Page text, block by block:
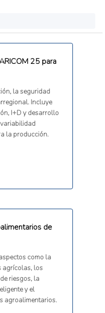
25 para
la seguridad
Incluye
I+D y desarrollo
la producción.
de
como la
agrícolas, los
riesgos, la
y el
agroalimentarios.